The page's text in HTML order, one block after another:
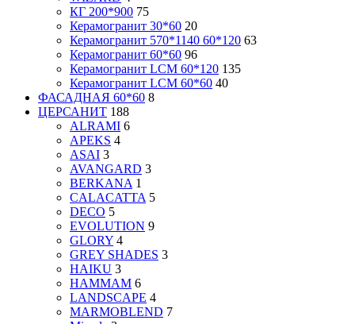
КГ 200*900 75
Керамогранит 30*60 20
Керамогранит 570*1140 60*120 63
Керамогранит 60*60 96
Керамогранит LCM 60*120 135
Керамогранит LCM 60*60 40
ФАСАДНАЯ 60*60 8
ЦЕРСАНИТ 188
ALRAMI 6
APEKS 4
ASAI 3
AVANGARD 3
BERKANA 1
CALACATTA 5
DECO 5
EVOLUTION 9
GLORY 4
GREY SHADES 3
HAIKU 3
HAMMAM 6
LANDSCAPE 4
MARMOBLEND 7